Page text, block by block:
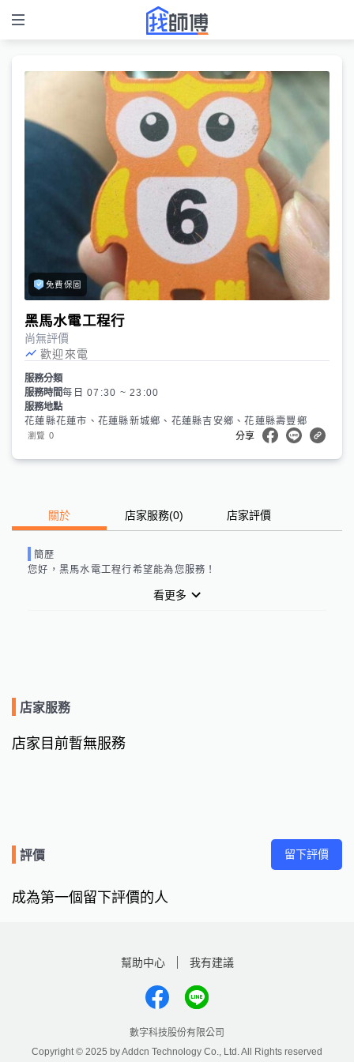
免費保固
黑馬水電工程行
尚無評價
歡迎來電
服務分類
服務時間每日 07:30 ~ 23:00
服務地點
花蓮縣花蓮市、花蓮縣新城鄉、花蓮縣吉安鄉、花蓮縣壽豐鄉
瀏覽 0 分享
關於 店家服務(0) 店家評價
簡歷
您好， 黑馬水電工程行希望能為您服務！
看更多
店家服務
店家目前暫無服務
評價 留下評價
成為第一個留下評價的人
幫助中心 我有建議
數字科技股份有限公司
Copyright © 2025 by Addcn Technology Co., Ltd. All Rights reserved